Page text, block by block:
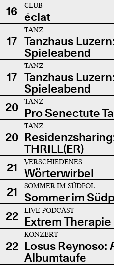
16
CLUB
éclat
17
TANZ
Tanzhaus
Spieleabend
17
TANZ
Tanzhaus
Spieleabend
20
TANZ
Pro Senectute
20
TANZ
THRILL(ER)
21
VERSCHIEDENES
Wörterwirbel
21
SOMMER IM SÜDPOL
Sommer im
22
LIVE-PODCAST
Extrem Therapie
22
KONZERT
Losus Reynoso:
Albumtaufe